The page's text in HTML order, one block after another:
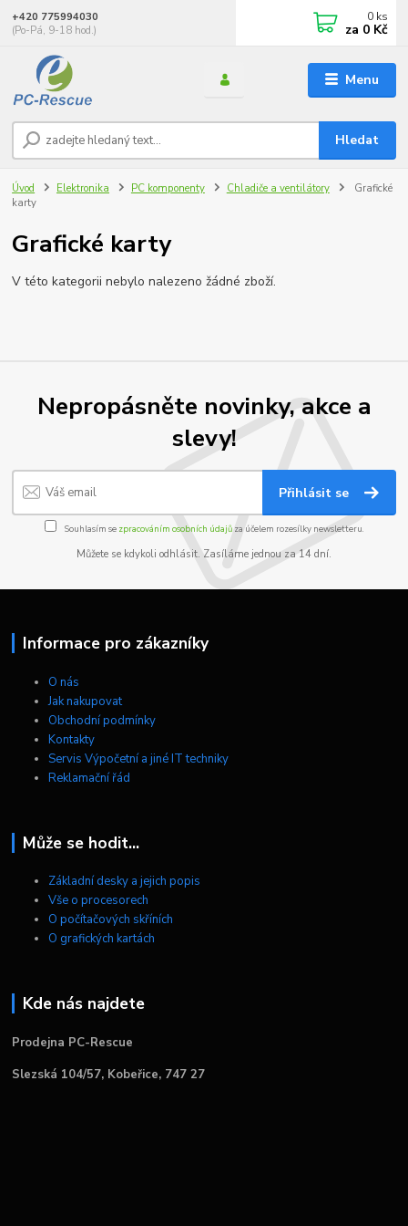
Menu
Hledat
+420 775994030
(Po-Pá, 9-18 hod.)
0 ks
za 0 Kč
Úvod Elektronika PC komponenty Chladiče a ventilátory
Grafické
karty
Grafické karty
V této kategorii nebylo nalezeno žádné zboží.
Nepropásněte novinky, akce a
slevy!
Přihlásit se
Souhlasím se zpracováním osobních údajůza účelem rozesílky newsletteru.
Můžete se kdykoli odhlásit. Zasíláme jednou za 14 dní.
Informace pro zákazníky
O nás
Jak nakupovat
Obchodní podmínky
Kontakty
Servis Výpočetní a jiné IT techniky
Reklamační řád
Může se hodit...
Základní desky a jejich popis
Vše o procesorech
O počítačových skříních
O grafických kartách
Kde nás najdete
Prodejna PC-Rescue
Slezská 104/57, Kobeřice, 747 27